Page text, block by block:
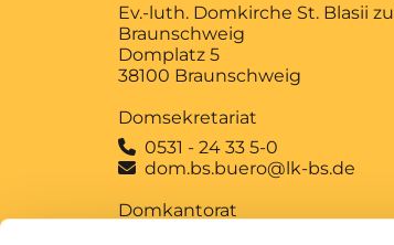
Ev.-luth. Domkirche St. Blasii zu
Braunschweig
Domplatz 5
38100 Braunschweig
Domsekretariat
 0531 - 24 33 5-0
 dom.bs.buero@lk-bs.de
Domkantorat